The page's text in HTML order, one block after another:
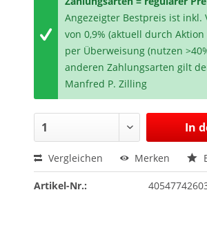
Angezeigter Bestpreis ist inkl.
von 0,9% (aktuell durch
per Überweisung (nutzen
anderen Zahlungsarten gilt
Manfred P. Zilling
In
Vergleichen Merken
Artikel-Nr.: